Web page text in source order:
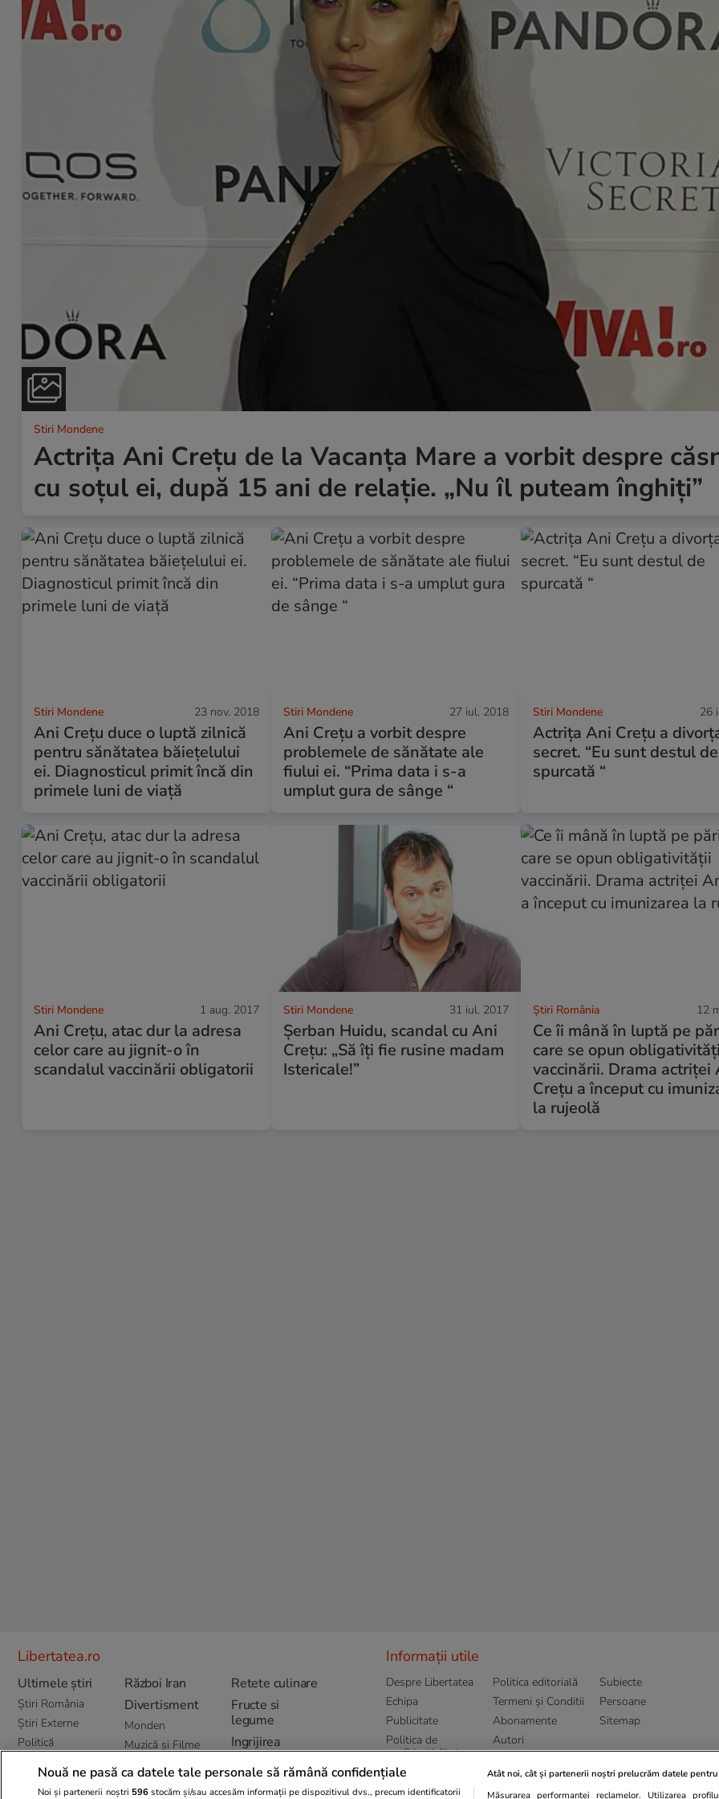
Stiri Mondene
Actrița Ani Crețu de la Vacanța Mare a vorbit despre
cu soțul ei, după 15 ani de relație. „Nu îl puteam înghiți”
Stiri Mondene 23 nov. 2018
Ani Crețu duce o luptă zilnică
pentru sănătatea băiețelului
ei. Diagnosticul primit încă din
primele luni de viață
Stiri Mondene 27 iul. 2018
Ani Crețu a vorbit despre
problemele de sănătate ale
fiului ei. “Prima data i s-a
umplut gura de sânge “
Stiri Mondene 26
Actrița Ani Crețu a
secret. “Eu sunt destul de
spurcată “
Stiri Mondene 1 aug. 2017
Ani Creţu, atac dur la adresa
celor care au jignit-o în
scandalul vaccinării obligatorii
Stiri Mondene 31 iul. 2017
Șerban Huidu, scandal cu Ani
Crețu: „Să îți fie rusine madam
Istericale!”
Știri România 12
Ce îi mână în luptă pe
care se opun
vaccinării. Drama actriței
Crețu a început cu
la rujeolă
Libertatea.ro
Ultimele știri
Știri România
Știri Externe
Politică
Infrastructura
Război Iran
Divertisment
Monden
Muzică și Filme
Lifestyle
Horoscop
Retete culinare
Fructe si
legume
Ingrijirea
plantelor
Cele mai citite
știri
Informații utile
Despre Libertatea
Echipa
Publicitate
Politica de
confidențialitate
Politica editorială
Termeni și Conditii
Abonamente
Autori
Subiecte
Persoane
Sitemap
Nouă ne pasă ca datele tale personale să rămână confidențiale
Noi și partenerii noștri 596stocăm și/sau accesăm informații pe dispozitivul dvs., precum identificatorii
Atât noi, cât și partenerii noștri prelucrăm datele
Măsurarea performanței reclamelor. Utilizarea